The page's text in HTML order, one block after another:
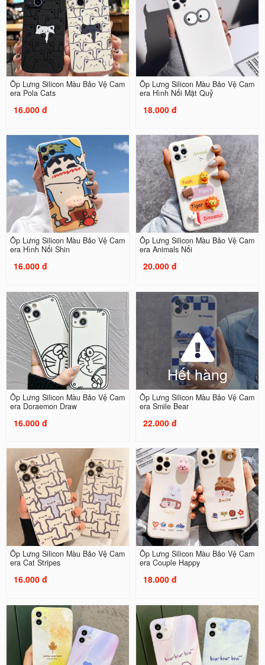
Ốp Lưng Silicon Màu Bảo Vệ Cam
era Pola Cats
16.000 đ
Ốp Lưng Silicon Màu Bảo Vệ Cam
era Hình Nổi Mặt Quỷ
18.000 đ
Ốp Lưng Silicon Màu Bảo Vệ Cam
era Hình Nổi Shin
16.000 đ
Ốp Lưng Silicon Màu Bảo Vệ Cam
era Animals Nổi
20.000 đ
Ốp Lưng Silicon Màu Bảo Vệ Cam
era Doraemon Draw
16.000 đ
Hết hàng
Ốp Lưng Silicon Màu Bảo Vệ Cam
era Smile Bear
22.000 đ
Ốp Lưng Silicon Màu Bảo Vệ Cam
era Cat Stripes
16.000 đ
Ốp Lưng Silicon Màu Bảo Vệ Cam
era Couple Happy
18.000 đ